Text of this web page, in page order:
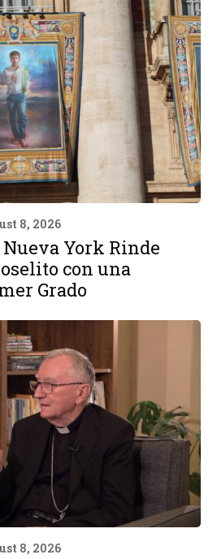
8, 2026
York Rinde
con una
Grado
8, 2026